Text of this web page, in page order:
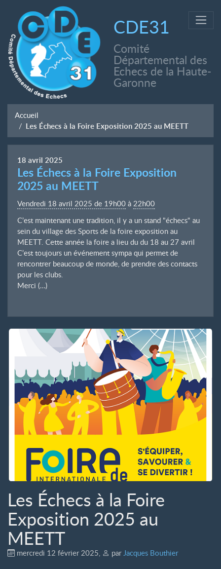
CDE31
Comité
Départemental des
Echecs de la Haute-
Garonne
Accueil
Les Échecs à la Foire Exposition 2025 au MEETT
18 avril 2025
Les Échecs à la Foire Exposition
2025 au MEETT
Vendredi 18 avril 2025 de 19h00à 22h00
C’est maintenant une tradition, il y a un stand "échecs" au
sein du village des Sports de la foire exposition au
MEETT. Cette année la foire a lieu du du 18 au 27 avril
C’est toujours un événement sympa qui permet de
rencontrer beaucoup de monde, de prendre des contacts
pour les clubs.
Merci (…)
Les Échecs à la Foire
Exposition 2025 au
MEETT
mercredi 12 février 2025 par Jacques Bouthier